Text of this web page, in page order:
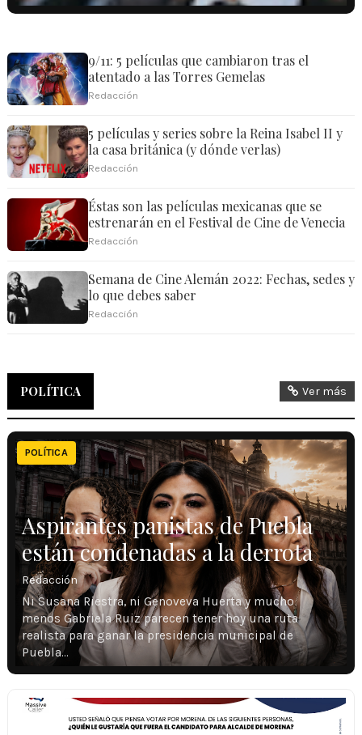
9/11: 5 películas que cambiaron tras el
atentado a las Torres Gemelas
Redacción
5 películas y series sobre la Reina Isabel II y
la casa británica (y dónde verlas)
Redacción
Éstas son las películas mexicanas que se
estrenarán en el Festival de Cine de Venecia
Redacción
Semana de Cine Alemán 2022: Fechas, sedes y
lo que debes saber
Redacción
POLÍTICA Ver más
POLÍTICA
Aspirantes panistas de Puebla
están condenadas a la derrota
Redacción
Ni Susana Riestra, ni Genoveva Huerta y mucho
menos Gabriela Ruiz parecen tener hoy una ruta
realista para ganar la presidencia municipal de
Puebla…